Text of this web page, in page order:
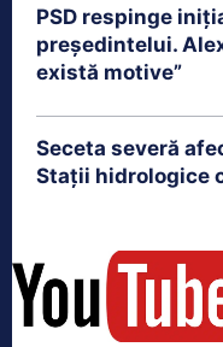
PSD respinge
președintelui.
există motive”
Seceta severă
Stații hidrologice